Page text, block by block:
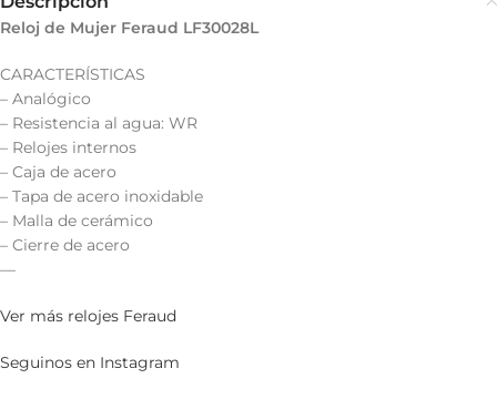
Reloj de Mujer Feraud LF30028L
CARACTERÍSTICAS
– Analógico
– Resistencia al agua: WR
– Relojes internos
– Caja de acero
– Tapa de acero inoxidable
– Malla de cerámico
– Cierre de acero
—
Ver más relojes Feraud
Seguinos en Instagram